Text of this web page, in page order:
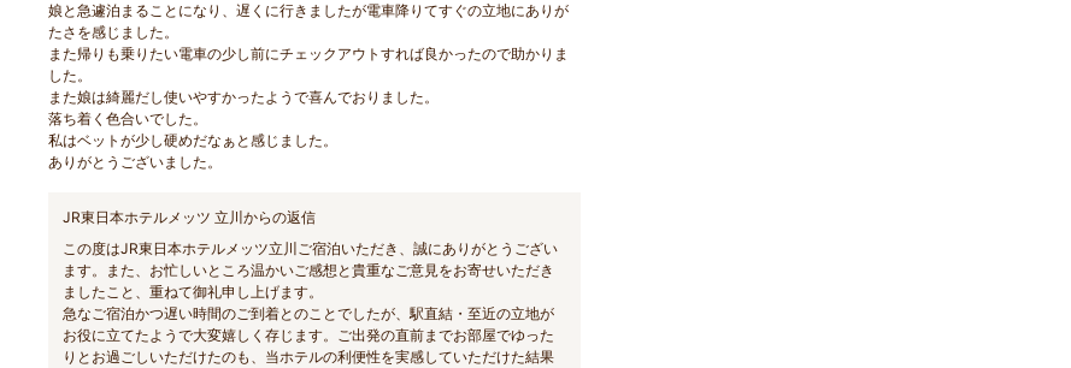
娘と急遽泊まることになり、遅くに行きましたが電車降りてすぐの立地にありが
たさを感じました。
また帰りも乗りたい電車の少し前にチェックアウトすれば良かったので助かりま
した。
また娘は綺麗だし使いやすかったようで喜んでおりました。
落ち着く色合いでした。
私はベットが少し硬めだなぁと感じました。
ありがとうございました。
JR東日本ホテルメッツ 立川からの返信
この度はJR東日本ホテルメッツ立川ご宿泊いただき、誠にありがとうござい
ます。また、お忙しいところ温かいご感想と貴重なご意見をお寄せいただき
ましたこと、重ねて御礼申し上げます。
急なご宿泊かつ遅い時間のご到着とのことでしたが、駅直結・至近の立地が
お役に立てたようで大変嬉しく存じます。ご出発の直前までお部屋でゆった
りとお過ごしいただけたのも、当ホテルの利便性を実感していただけた結果